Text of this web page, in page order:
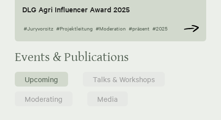
DLG Agri Influencer Award 2025
#Juryvorsitz #Projektleitung #Moderation #präsent #2025
Events & Publications
Upcoming
Talks & Workshops
Moderating
Media